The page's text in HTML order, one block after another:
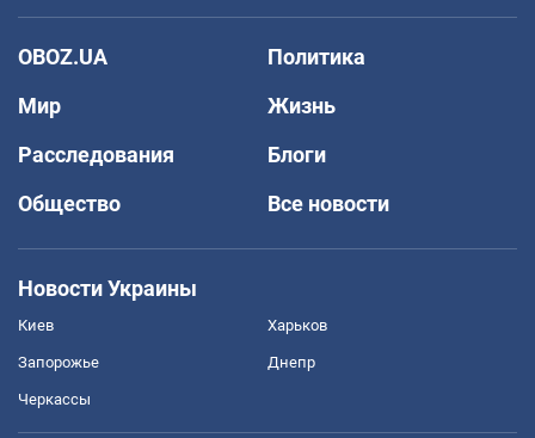
OBOZ.UA
Политика
Мир
Жизнь
Расследования
Блоги
Общество
Все новости
Новости Украины
Киев Харьков
Запорожье Днепр
Черкассы